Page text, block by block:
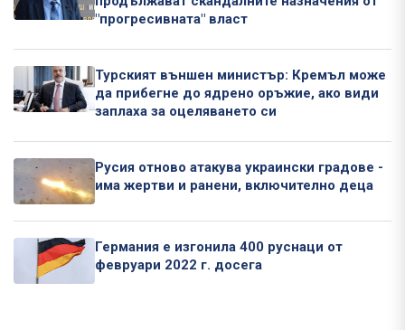
"прогресивната" власт
Турският външен министър: Кремъл може
да прибегне до ядрено оръжие, ако види
заплаха за оцеляването си
Русия отново атакува украински градове -
има жертви и ранени, включително деца
Германия е изгонила 400 руснаци от
февруари 2022 г. досега